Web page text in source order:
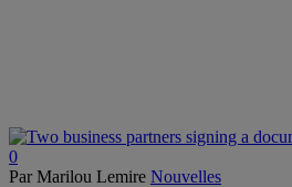
0
Par Marilou Lemire Nouvelles